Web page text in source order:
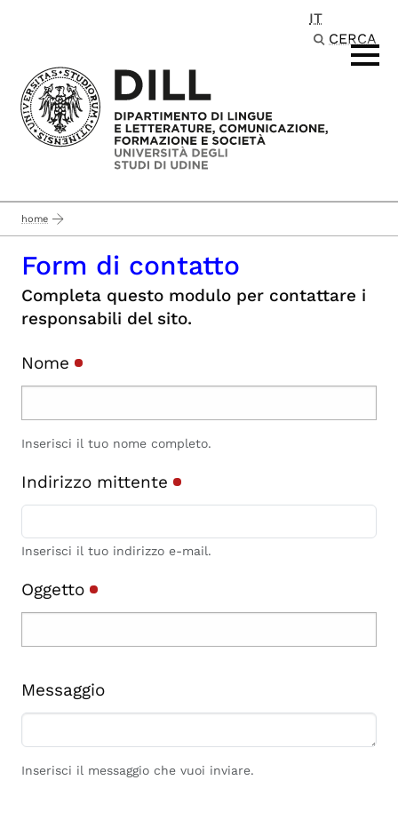
IT
CERCA
home
Form di contatto
Completa questo modulo per contattare i
responsabili del sito.
Nome
Inserisci il tuo nome completo.
Indirizzo mittente
Inserisci il tuo indirizzo e-mail.
Oggetto
Messaggio
Inserisci il messaggio che vuoi inviare.